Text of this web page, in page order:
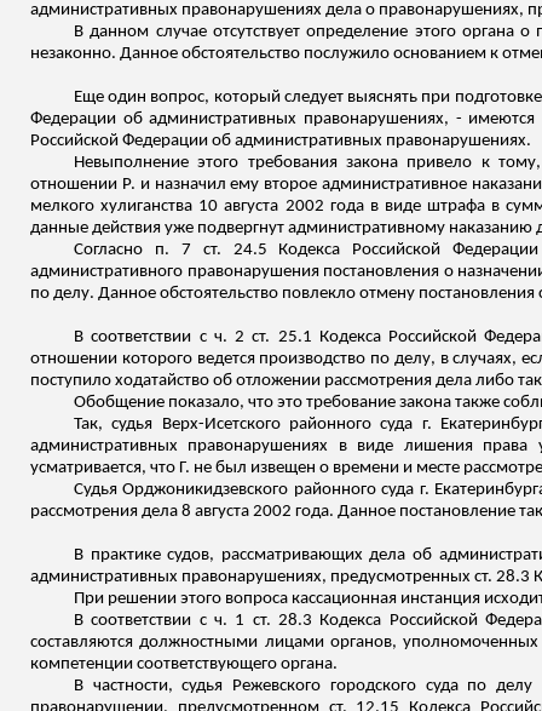
административных правонарушениях дела о правонарушениях,
В данном случае отсутствует определение этого органа
незаконно. Данное обстоятельство послужило основанием к
Еще один вопрос, который следует выяснять при
Федерации об административных правонарушениях, -
Российской Федерации об административных правонарушениях.
Невыполнение этого требования закона привело к
отношении Р. и назначил ему второе административное
мелкого хулиганства 10 августа 2002 года в виде штрафа в
данные действия уже подвергнут административному
Согласно п. 7 ст. 24.5 Кодекса Российской
административного правонарушения постановления о
по делу. Данное обстоятельство повлекло отмену
В соответствии с ч. 2 ст. 25.1 Кодекса Российской
отношении которого ведется производство по делу, в случаях,
поступило ходатайство об отложении рассмотрения дела либо
Обобщение показало, что это требование закона также
Так, судья Верх-Исетского районного суда г.
административных правонарушениях в виде лишения
усматривается, что Г. не был извещен о времени и месте
Судья Орджоникидзевского районного суда г.
рассмотрения дела 8 августа 2002 года. Данное постановление
В практике судов, рассматривающих дела об
административных правонарушениях, предусмотренных ст.
При решении этого вопроса кассационная инстанция
В соответствии с ч. 1 ст. 28.3 Кодекса Российской
составляются должностными лицами органов,
компетенции соответствующего органа.
В частности, судья Режевского городского суда по